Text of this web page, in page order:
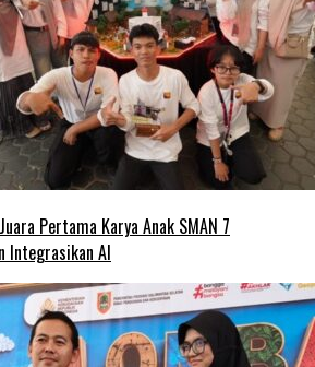
Pertama Karya Anak SMAN 7
Integrasikan AI